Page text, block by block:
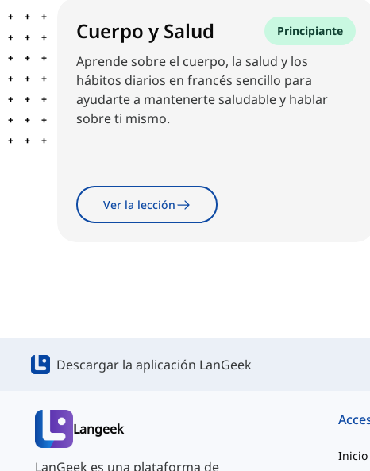
Cuerpo y Salud Principiante
Aprende sobre el cuerpo, la salud y los
hábitos diarios en francés sencillo para
ayudarte a mantenerte saludable y hablar
sobre ti mismo.
Ver la lección
Descargar la aplicación LanGeek
Langeek
LanGeek es una plataforma de
Inicio